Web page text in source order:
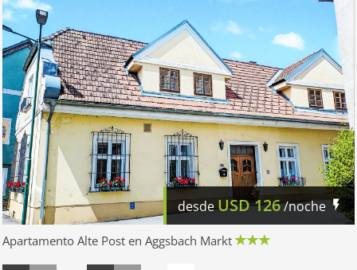
desdeUSD126/noche
Apartamento Alte Post en Aggsbach Markt